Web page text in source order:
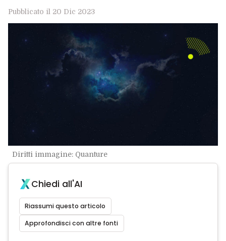
Pubblicato il 20 Dic 2023
Diritti immagine: Quanture
Chiedi all'AI
Riassumi questo articolo
Approfondisci con altre fonti